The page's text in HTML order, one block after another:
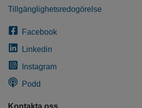
Tillgänglighetsredogörelse
Facebook
Linkedin
Instagram
Podd
Kontakta oss